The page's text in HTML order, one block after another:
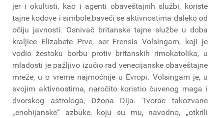
jer i okultisti, kao i agenti obaveštajnih službi, koriste
tajne kodove i simbole,baveći se aktivnostima daleko od
očiju javnosti. Osnivač britanske tajne službe u doba
kraljice Elizabete Prve, ser Frensis Volsingam, koji je
vodio žestoku borbu protiv britanskih rimokatolika, u
mladosti je pažljivo izučio rad venecijanske obaveštajne
mreže, u o vreme najmoćnije u Evropi. Volsingam je, u
svojim aktivnostima, naročito koristio čuvenog maga i
dvorskog astrologa, Džona Dija. Tvorac takozvane
„enohijanske“ azbuke, koju su mu, navodno, „otkrili